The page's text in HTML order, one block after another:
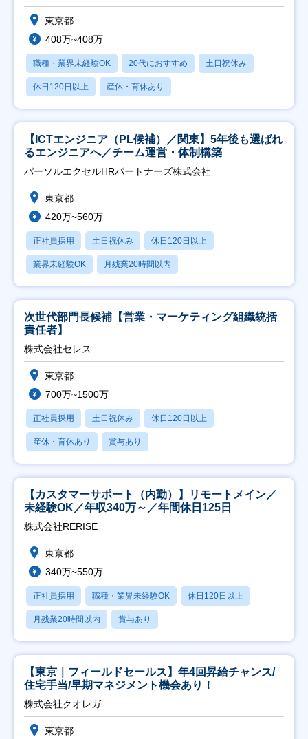
東京都
408万~408万
職種・業界未経験OK 20代におすすめ 土日祝休み
休日120日以上 産休・育休あり
【ICTエンジニア（PL候補）／関東】5年後も選ばれ
るエンジニアへ／チーム運営・体制構築
パーソルエクセルHRパートナーズ株式会社
東京都
420万~560万
正社員採用 土日祝休み 休日120日以上
業界未経験OK 月残業20時間以内
次世代部門長候補【営業・マーケティング組織統括
責任者】
株式会社セレス
東京都
700万~1500万
正社員採用 土日祝休み 休日120日以上
産休・育休あり 賞与あり
【カスタマーサポート（内勤）】リモートメイン／
未経験OK／年収340万～／年間休日125日
株式会社RERISE
東京都
340万~550万
正社員採用 職種・業界未経験OK 休日120日以上
月残業20時間以内 賞与あり
【東京｜フィールドセールス】年4回昇給チャンス/
住宅手当/早期マネジメント機会あり！
株式会社クオレガ
東京都